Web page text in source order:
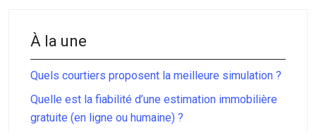
À la une
Quels courtiers proposent la meilleure simulation ?
Quelle est la fiabilité d’une estimation immobilière
gratuite (en ligne ou humaine) ?